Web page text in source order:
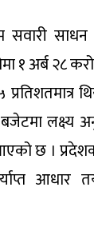
सवारी
१ अर्ब २८
लक्ष्य
छ ।
आधार